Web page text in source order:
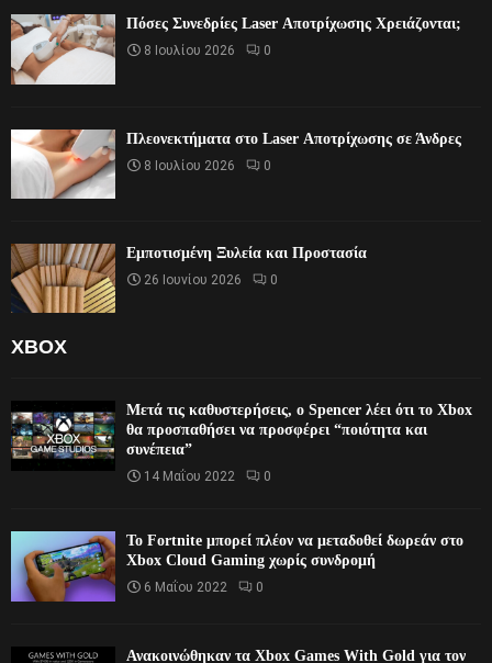
Πόσες Συνεδρίες Laser Αποτρίχωσης Χρειάζονται;
8 Ιουλίου 2026 0
Πλεονεκτήματα στο Laser Αποτρίχωσης σε Άνδρες
8 Ιουλίου 2026 0
Εμποτισμένη Ξυλεία και Προστασία
26 Ιουνίου 2026 0
XBOX
Μετά τις καθυστερήσεις, ο Spencer λέει ότι το Xbox
θα προσπαθήσει να προσφέρει “ποιότητα και
συνέπεια”
14 Μαΐου 2022 0
Το Fortnite μπορεί πλέον να μεταδοθεί δωρεάν στο
Xbox Cloud Gaming χωρίς συνδρομή
6 Μαΐου 2022 0
Ανακοινώθηκαν τα Xbox Games With Gold για τον